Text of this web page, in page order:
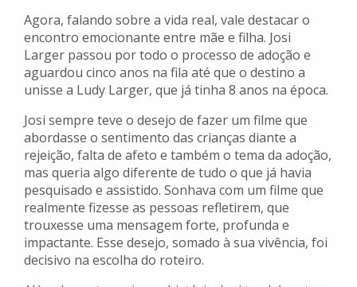
Agora, falando sobre a vida real, vale destacar o
encontro emocionante entre mãe e filha. Josi
Larger passou por todo o processo de adoção e
aguardou cinco anos na fila até que o destino a
unisse a Ludy Larger, que já tinha 8 anos na época.
Josi sempre teve o desejo de fazer um filme que
abordasse o sentimento das crianças diante a
rejeição, falta de afeto e também o tema da adoção,
mas queria algo diferente de tudo o que já havia
pesquisado e assistido. Sonhava com um filme que
realmente fizesse as pessoas refletirem, que
trouxesse uma mensagem forte, profunda e
impactante. Esse desejo, somado à sua vivência, foi
decisivo na escolha do roteiro.